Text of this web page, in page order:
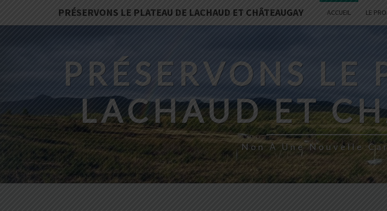
PRÉSERVONS LE PLATEAU DE LACHAUD ET CHÂTEAUGAY ACCUEIL LE
PRÉSERVONS LE
LACHAUD ET
Non À Une Nouvelle